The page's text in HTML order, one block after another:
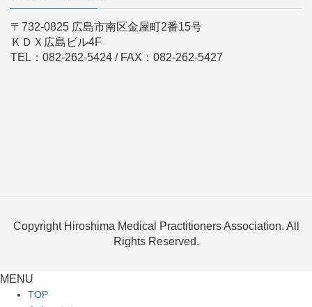
〒732-0825 広島市南区金屋町2番15号
ＫＤＸ広島ビル4F
TEL：082-262-5424 / FAX：082-262-5427
Copyright Hiroshima Medical Practitioners Association. All
Rights Reserved.
MENU
TOP